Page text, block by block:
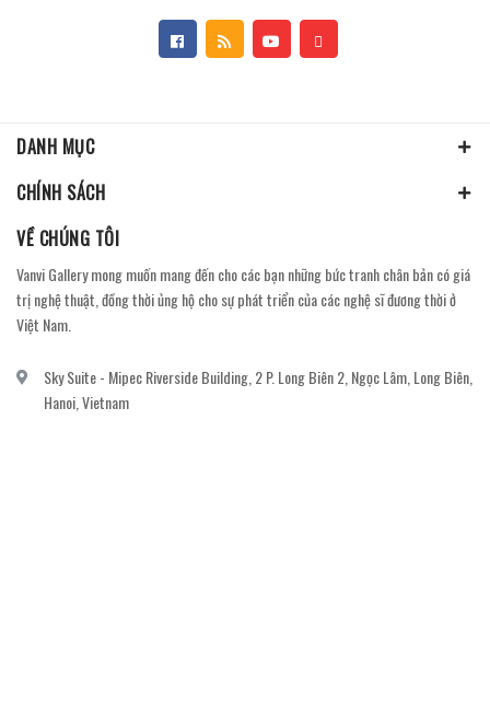
DANH MỤC
CHÍNH SÁCH
VỀ CHÚNG TÔI
Vanvi Gallery mong muốn mang đến cho các bạn những bức tranh chân bản có giá
trị nghệ thuật, đồng thời ủng hộ cho sự phát triển của các nghệ sĩ đương thời ở
Việt Nam.
Sky Suite - Mipec Riverside Building, 2 P. Long Biên 2, Ngọc Lâm, Long Biên,
Hanoi, Vietnam